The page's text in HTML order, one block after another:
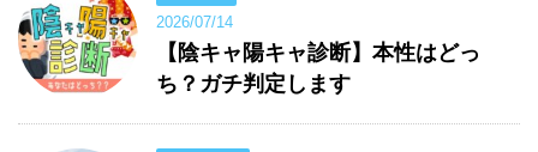
2026/07/14
【陰キャ陽キャ診断】本性はどっ
ち？ガチ判定します